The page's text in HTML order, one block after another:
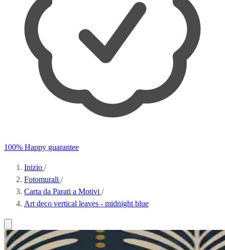
100% Happy guarantee
Inizio /
Fotomurali /
Carta da Parati a Motivi /
Art deco vertical leaves - midnight blue